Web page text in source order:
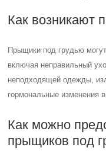
Как возникают
Прыщики под грудью
включая неправильный
неподходящей одежды,
гормональные изменения
Как можно
прыщиков под